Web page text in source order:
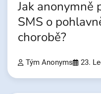
Jak anonymně
SMS o
chorobě?
Tým Anonyms 23.